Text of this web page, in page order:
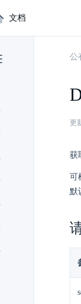
文档
公
更
获
可
默